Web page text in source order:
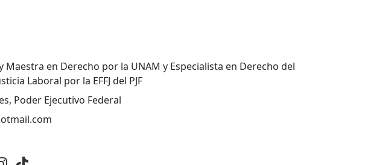
Maestra en Derecho por la UNAM y Especialista en Derecho del
Laboral por la EFFJ del PJF
Poder Ejecutivo Federal